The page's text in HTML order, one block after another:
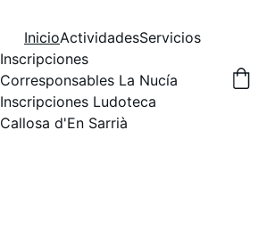
InicioActividadesServicios
Inscripciones
Corresponsables La Nucía
Inscripciones Ludoteca
Callosa d'En Sarrià